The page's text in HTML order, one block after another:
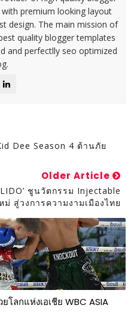
premium looking layout
design. The main mission of
quality blogger templates
and perfectlly seo optimized
Dee Season 4 ต้านภัย
Older Article
ชูนวัตกรรม Injectable
ม่ สู่วงการความงามเมืองไทย
ลกแห่งเอเชีย WBC ASIA